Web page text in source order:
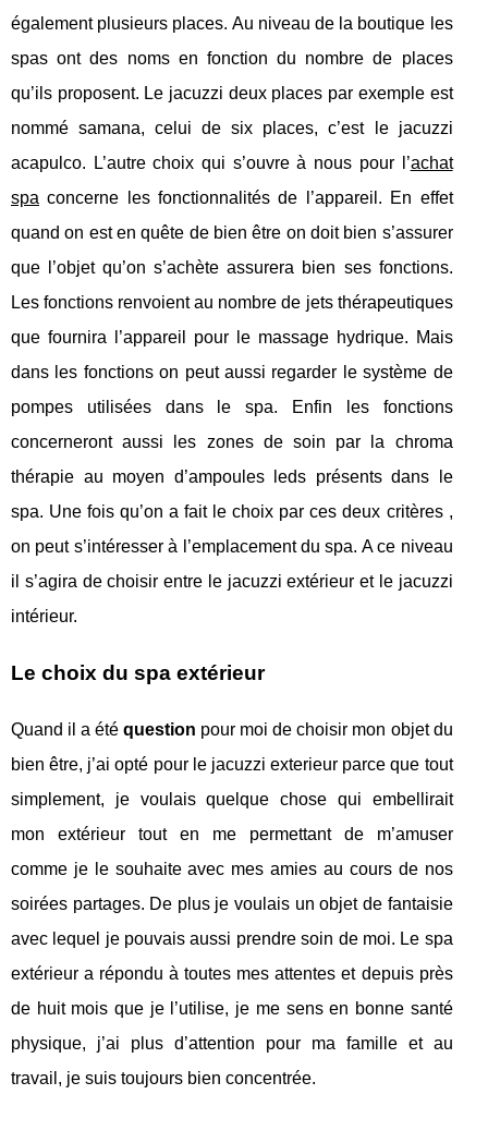
également plusieurs places. Au niveau de la boutique les
spas ont des noms en fonction du nombre de places
qu’ils proposent. Le jacuzzi deux places par exemple est
nommé samana, celui de six places, c’est le jacuzzi
acapulco. L’autre choix qui s’ouvre à nous pour l’achat
spa concerne les fonctionnalités de l’appareil. En effet
quand on est en quête de bien être on doit bien s’assurer
que l’objet qu’on s’achète assurera bien ses fonctions.
Les fonctions renvoient au nombre de jets thérapeutiques
que fournira l’appareil pour le massage hydrique. Mais
dans les fonctions on peut aussi regarder le système de
pompes utilisées dans le spa. Enfin les fonctions
concerneront aussi les zones de soin par la chroma
thérapie au moyen d’ampoules leds présents dans le
spa. Une fois qu’on a fait le choix par ces deux critères ,
on peut s’intéresser à l’emplacement du spa. A ce niveau
il s’agira de choisir entre le jacuzzi extérieur et le jacuzzi
intérieur.
Le choix du spa extérieur
Quand il a étéquestion pour moi de choisir mon objet du
bien être, j’ai opté pour le jacuzzi exterieur parce que tout
simplement, je voulais quelque chose qui embellirait
mon extérieur tout en me permettant de m’amuser
comme je le souhaite avec mes amies au cours de nos
soirées partages. De plus je voulais un objet de fantaisie
avec lequel je pouvais aussi prendre soin de moi. Le spa
extérieur a répondu à toutes mes attentes et depuis près
de huit mois que je l’utilise, je me sens en bonne santé
physique, j’ai plus d’attention pour ma famille et au
travail, je suis toujours bien concentrée.